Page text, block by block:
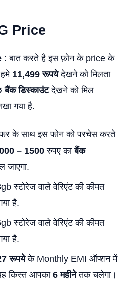
Price
: बात करते है इस फ़ोन के price के
11,499 रूपयेदेखने को मिलता
बैंक डिस्काउंटदेखने को मिल
गया है.
के साथ इस फोन को परचेस करते
– 1500रुपए काबैंक
जाएगा.
स्टोरेज वाले वेरिएंट की कीमत
है.
स्टोरेज वाले वेरिएंट की कीमत
है.
रूपयेके Monthly EMI ऑप्शन में
किस्त आपका 6 महीनेतक चलेगा।